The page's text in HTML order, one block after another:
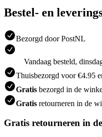
Bestel- en
Bezorgd door PostNL
Vandaag besteld,
Thuisbezorgd voor €4.95
Gratis bezorgd in de
Gratis retourneren in de
Gratis retourneren in